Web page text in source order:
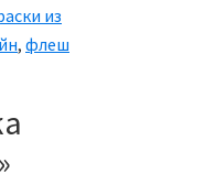
из
, флеш